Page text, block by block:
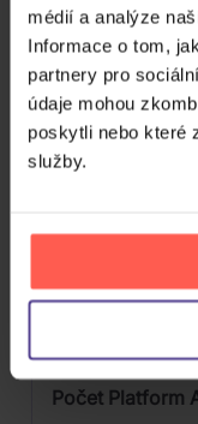
médií a analýze
Informace o tom,
partnery pro
údaje mohou
poskytli nebo které
služby.
Vinyl
Počet CD
Počet DVD
Počet BD
Balení média
Počet Platform